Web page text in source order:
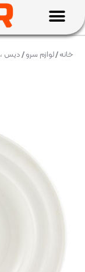
خانه/لوازم سرو/دیس